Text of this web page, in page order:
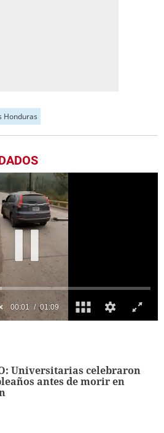
Honduras
Universitarias celebraron
antes de morir en